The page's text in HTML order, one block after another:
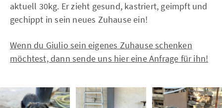
aktuell 30kg. Er zieht gesund, kastriert, geimpft und
gechippt in sein neues Zuhause ein!
Wenn du Giulio sein eigenes Zuhause schenken
möchtest, dann sende uns hier eine Anfrage für ihn!